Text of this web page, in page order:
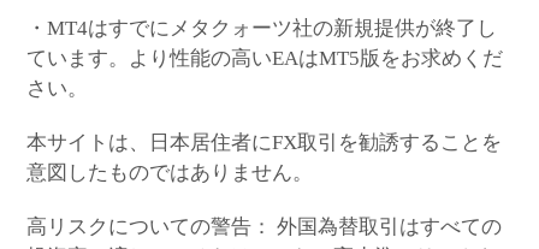
・MT4はすでにメタクォーツ社の新規提供が終了し
ています。より性能の高いEAはMT5版をお求めくだ
さい。
本サイトは、日本居住者にFX取引を勧誘することを
意図したものではありません。
高リスクについての警告： 外国為替取引はすべての